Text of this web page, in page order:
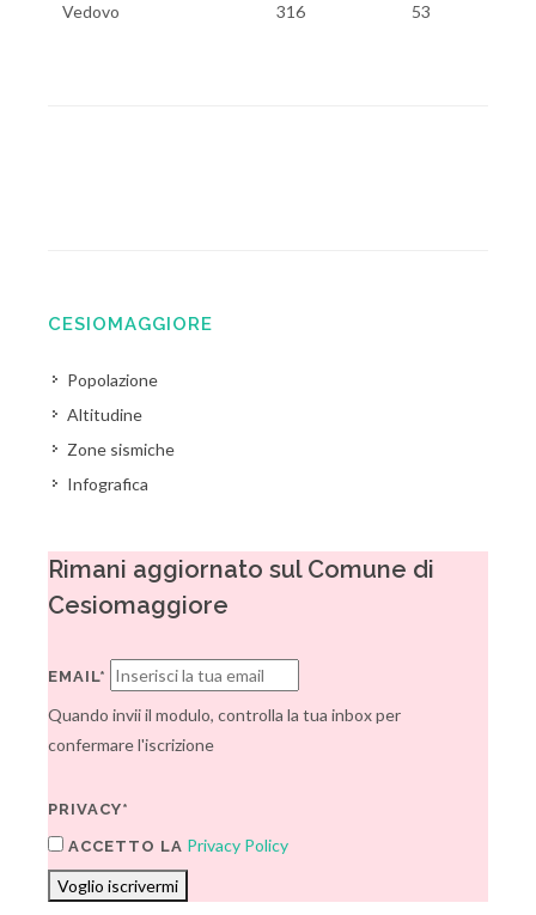
Vedovo 316 53
CESIOMAGGIORE
Popolazione
Altitudine
Zone sismiche
Infografica
Rimani aggiornato sul Comune di
Cesiomaggiore
EMAIL*
Quando invii il modulo, controlla la tua inbox per
confermare l'iscrizione
PRIVACY*
ACCETTO LA Privacy Policy
Voglio iscrivermi